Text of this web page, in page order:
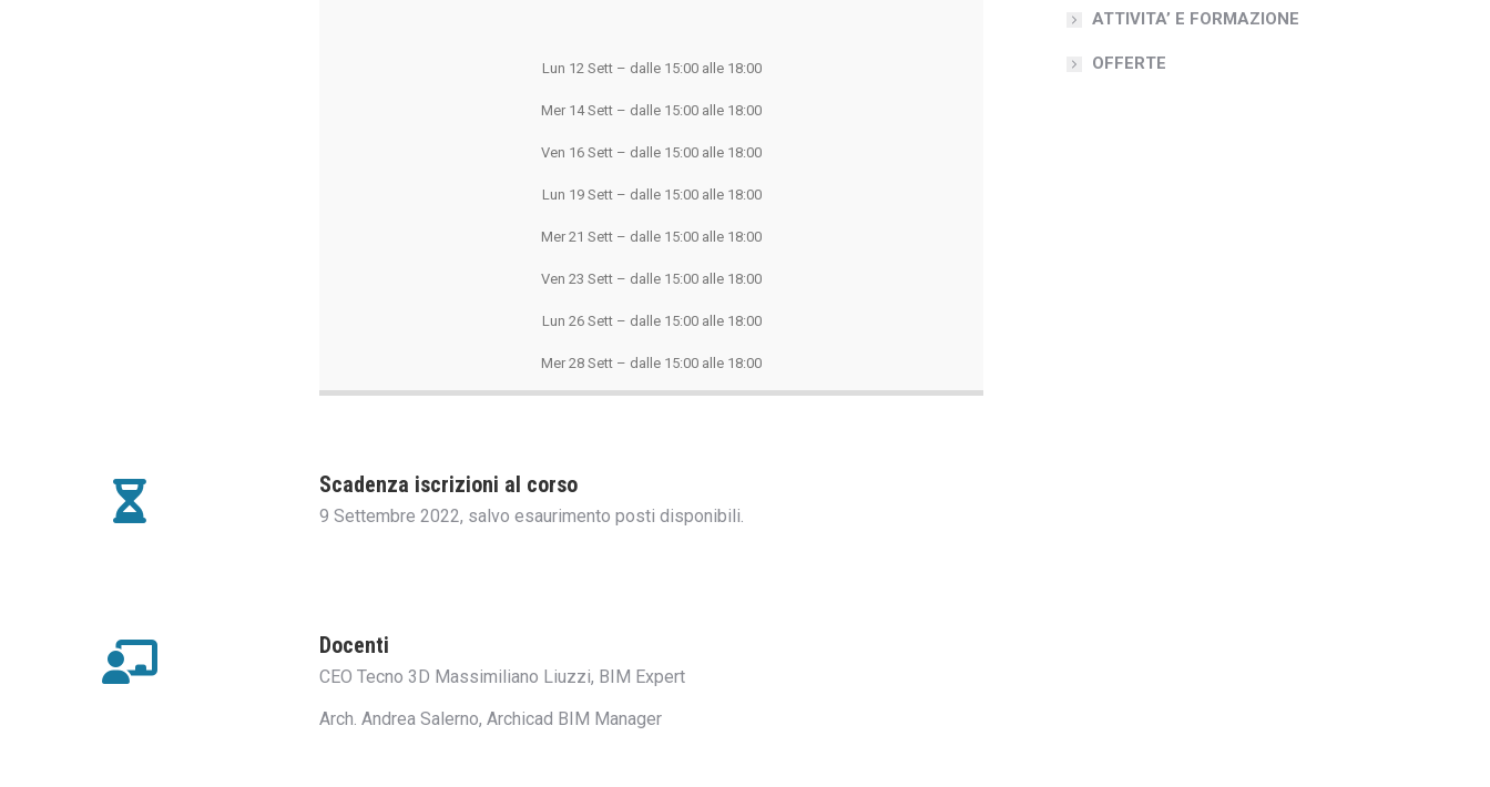
Lun 12 Sett – dalle 15:00 alle 18:00
Mer 14 Sett – dalle 15:00 alle 18:00
Ven 16 Sett – dalle 15:00 alle 18:00
Lun 19 Sett – dalle 15:00 alle 18:00
Mer 21 Sett – dalle 15:00 alle 18:00
Ven 23 Sett – dalle 15:00 alle 18:00
Lun 26 Sett – dalle 15:00 alle 18:00
Mer 28 Sett – dalle 15:00 alle 18:00
Scadenza iscrizioni al corso
9 Settembre 2022, salvo esaurimento posti disponibili.
Docenti
CEO Tecno 3D Massimiliano Liuzzi, BIM Expert
Arch. Andrea Salerno, Archicad BIM Manager
ATTIVITA’ E FORMAZIONE
OFFERTE